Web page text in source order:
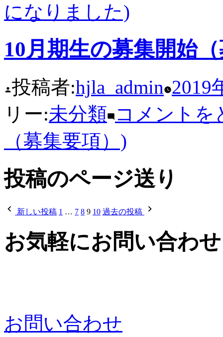
になりました)
10月期生の募集開始
投稿者:hjla_admin 2019
リー:未分類 コメントを
（募集要項）)
投稿のページ送り
新しい投稿 1 … 7 8 9 10 過去の投稿
お気軽にお問い合わ
お問い合わせ